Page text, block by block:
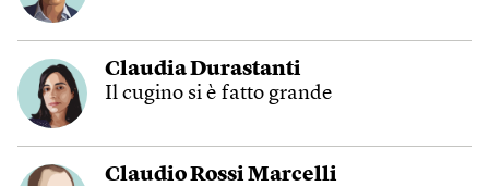
Claudia Durastanti
Il cugino si è fatto grande
Claudio Rossi Marcelli